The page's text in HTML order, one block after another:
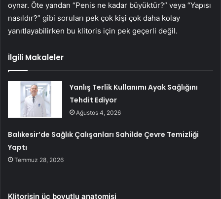
oynar. Öte yandan “Penis ne kadar büyüktür?” veya “Yapısı
nasıldır?” gibi soruları pek çok kişi çok daha kolay
yanıtlayabilirken bu klitoris için pek geçerli değil.
İlgili Makaleler
Yanlış Terlik Kullanımı Ayak Sağlığını
Tehdit Ediyor
Ağustos 4, 2026
Balıkesir’de Sağlık Çalışanları Sahilde Çevre Temizliği
Yaptı
Temmuz 28, 2026
Klitorisin üç boyutlu anatomisi